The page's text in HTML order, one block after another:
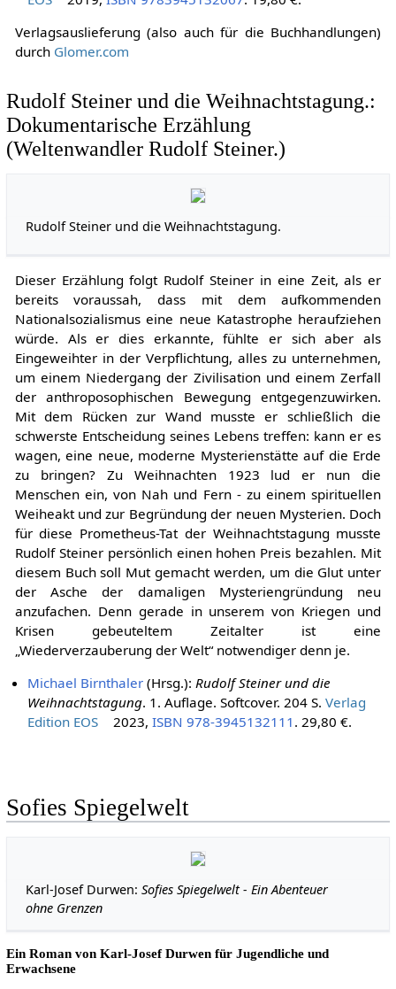
Verlagsauslieferung (also auch für die Buchhandlungen)
durch Glomer.com
Rudolf Steiner und die Weihnachtstagung.:
Dokumentarische Erzählung
(Weltenwandler Rudolf Steiner.)
Rudolf Steiner und die Weihnachtstagung.
Dieser Erzählung folgt Rudolf Steiner in eine Zeit, als er
bereits voraussah, dass mit dem aufkommenden
Nationalsozialismus eine neue Katastrophe heraufziehen
würde. Als er dies erkannte, fühlte er sich aber als
Eingeweihter in der Verpflichtung, alles zu unternehmen,
um einem Niedergang der Zivilisation und einem Zerfall
der anthroposophischen Bewegung entgegenzuwirken.
Mit dem Rücken zur Wand musste er schließlich die
schwerste Entscheidung seines Lebens treffen: kann er es
wagen, eine neue, moderne Mysterienstätte auf die Erde
zu bringen? Zu Weihnachten 1923 lud er nun die
Menschen ein, von Nah und Fern - zu einem spirituellen
Weiheakt und zur Begründung der neuen Mysterien. Doch
für diese Prometheus-Tat der Weihnachtstagung musste
Rudolf Steiner persönlich einen hohen Preis bezahlen. Mit
diesem Buch soll Mut gemacht werden, um die Glut unter
der Asche der damaligen Mysteriengründung neu
anzufachen. Denn gerade in unserem von Kriegen und
Krisen gebeuteltem Zeitalter ist eine
„Wiederverzauberung der Welt“ notwendiger denn je.
Michael Birnthaler (Hrsg.): Rudolf Steiner und die
Weihnachtstagung. 1. Auflage. Softcover. 204 S.Verlag
Edition EOS
2023,ISBN 978-3945132111 . 29,80 €.
Sofies Spiegelwelt
Karl-Josef Durwen:Sofies Spiegelwelt - Ein Abenteuer
ohne Grenzen
Ein Roman von Karl-Josef Durwen für Jugendliche und
Erwachsene